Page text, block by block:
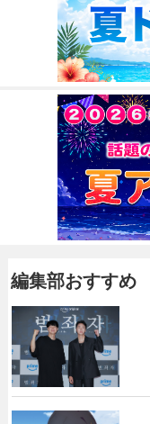
編集部おすすめ